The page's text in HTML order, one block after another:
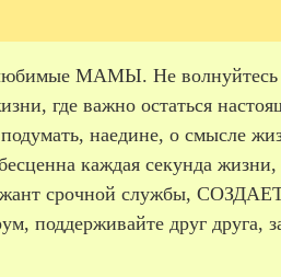
МАМЫ. Не волнуйтесь
где важно остаться
наедине, о смысле
каждая секунда жизни,
срочной службы,
поддерживайте друг друга,